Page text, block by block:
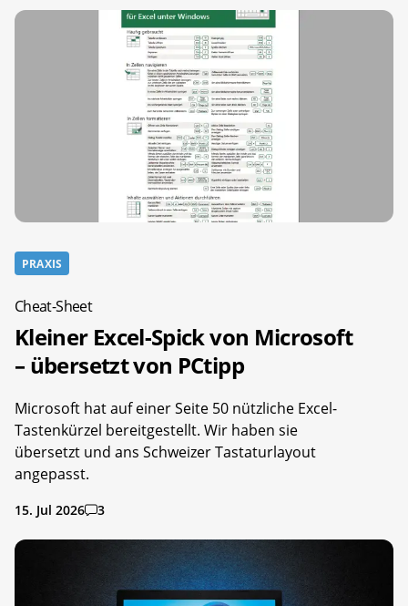
PRAXIS
Cheat-Sheet
Kleiner Excel-Spick von Microsoft
– übersetzt von PCtipp
Microsoft hat auf einer Seite 50 nützliche Excel-
Tastenkürzel bereitgestellt. Wir haben sie
übersetzt und ans Schweizer Tastaturlayout
angepasst.
15. Jul 2026 3